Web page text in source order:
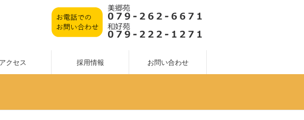
アクセス 採用情報 お問い合わせ